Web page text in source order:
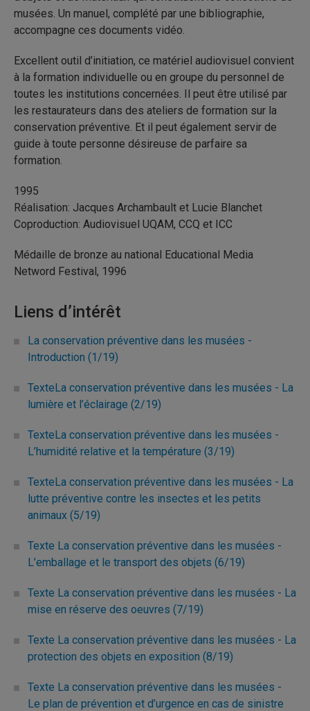
musées. Un manuel, complété par une bibliographie,
accompagne ces documents vidéo.
Excellent outil d’initiation, ce matériel audiovisuel convient
à la formation individuelle ou en groupe du personnel de
toutes les institutions concernées. Il peut être utilisé par
les restaurateurs dans des ateliers de formation sur la
conservation préventive. Et il peut également servir de
guide à toute personne désireuse de parfaire sa
formation.
1995
Réalisation: Jacques Archambault et Lucie Blanchet
Coproduction: Audiovisuel UQAM, CCQ et ICC
Médaille de bronze au national Educational Media
Netword Festival, 1996
Liens d’intérêt
La conservation préventive dans les musées -
Introduction (1/19)
TexteLa conservation préventive dans les musées - La
lumière et l’éclairage (2/19)
TexteLa conservation préventive dans les musées -
L’humidité relative et la température (3/19)
TexteLa conservation préventive dans les musées - La
lutte préventive contre les insectes et les petits
animaux (5/19)
Texte La conservation préventive dans les musées -
L’emballage et le transport des objets (6/19)
Texte La conservation préventive dans les musées - La
mise en réserve des oeuvres (7/19)
Texte La conservation préventive dans les musées - La
protection des objets en exposition (8/19)
Texte La conservation préventive dans les musées -
Le plan de prévention et d’urgence en cas de sinistre